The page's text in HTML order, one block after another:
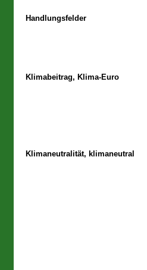
Handlungsfelder
Klimabeitrag, Klima-Euro
Klimaneutralität, klimaneutral